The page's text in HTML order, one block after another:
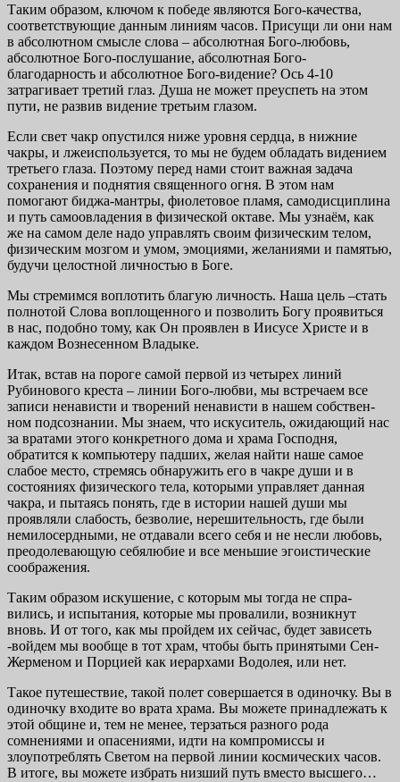
Таким образом, ключом к победе являются Бого-ка­чества,
соответствующие данным линиям часов. Прису­щи ли они нам
в абсолютном смысле слова – абсолютная Бого-любовь,
абсолютное Бого-послушание, абсолютная Бого-
благодарность и абсолютное Бого-видение? Ось 4-10
затрагивает третий глаз. Душа не может преуспеть на этом
пути, не развив видение третьим глазом.
Если свет чакр опустился ниже уровня сердца, в ниж­ние
чакры, и лжеиспользуется, то мы не будем обладать видением
третьего глаза. Поэтому перед нами стоит важ­ная задача
сохранения и поднятия священного огня. В этом нам
помогают биджа-мантры, фиолетовое пламя, са­модисциплина
и путь самоовладения в физической октаве. Мы узнаём, как
же на самом деле надо управлять своим физическим телом,
физическим мозгом и умом, эмоция­ми, желаниями и памятью,
будучи целостной личностью в Боге.
Мы стремимся воплотить благую личность. Наша цель –стать
полнотой Слова воплощенного и позволить Богу проявиться
в нас, подобно тому, как Он проявлен в Иисусе Христе и в
каждом Вознесенном Владыке.
Итак, встав на пороге самой первой из четырех линий
Рубинового креста – линии Бого-любви, мы встречаем все
записи ненависти и творений ненависти в нашем собствен­
ном подсознании. Мы знаем, что искуситель, ожидающий нас
за вратами этого конкретного дома и храма Господня,
обратится к компьютеру падших, желая найти наше самое
слабое место, стремясь обнаружить его в чакре души и в
состояниях физического тела, которыми управляет данная
чакра, и пытаясь понять, где в истории нашей души мы
проявляли слабость, безволие, нерешительность, где были
немилосердными, не отдавали всего себя и не несли лю­бовь,
преодолевающую себялюбие и все меньшие эгоисти­ческие
соображения.
Таким образом искушение, с которым мы тогда не спра­
вились, и испытания, которые мы провалили, возникнут
вновь. И от того, как мы пройдем их сейчас, будет зависеть
-войдем мы вообще в тот храм, чтобы быть принятыми Сен-
Жерменом и Порцией как иерархами Водолея, или нет.
Такое путешествие, такой полет совершается в одиноч­ку. Вы в
одиночку входите во врата храма. Вы можете при­надлежать к
этой общине и, тем не менее, терзаться разно­го рода
сомнениями и опасениями, идти на компромиссы и
злоупотреблять Светом на первой линии космических часов.
В итоге, вы можете избрать низший путь вместо высшего…